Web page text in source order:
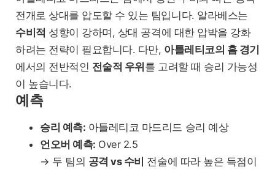
전개로 상대를 압도할 수 있는 팀입니다. 알라베스는
수비적 성향이 강하며, 상대 공격에 대한 압박을 강화
하려는 전략이 필요합니다. 다만, 아틀레티코의 홈 경기
에서의 전반적인 전술적 우위를 고려할 때 승리 가능성
이 높습니다.
예측
승리 예측: 아틀레티코 마드리드 승리 예상
언오버 예측: Over 2.5
→ 두 팀의 공격 vs 수비 전술에 따라 높은 득점이